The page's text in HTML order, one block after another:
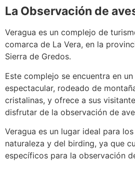
La Observación de
Veragua es un complejo de
comarca de La Vera, en la
Sierra de Gredos.
Este complejo se encuentra en
espectacular, rodeado de
cristalinas, y ofrece a sus
disfrutar de la observación de
Veragua es un lugar ideal para
naturaleza y del birding, ya que
específicos para la observación